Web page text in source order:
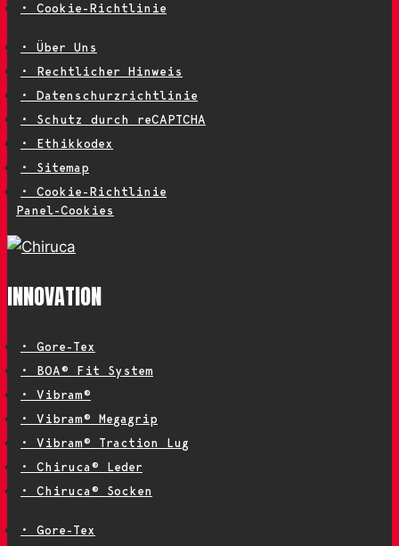
• Cookie-Richtlinie
• Über Uns
• Rechtlicher Hinweis
• Datenschurzrichtlinie
• Schutz durch reCAPTCHA
• Ethikkodex
• Sitemap
• Cookie-Richtlinie
Panel-Cookies
INNOVATION
• Gore-Tex
• BOA® Fit System
• Vibram®
• Vibram® Megagrip
• Vibram® Traction Lug
• Chiruca® Leder
• Chiruca® Socken
• Gore-Tex